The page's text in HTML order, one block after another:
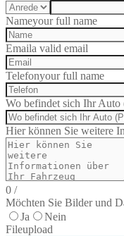
Nameyour full name
Emaila valid email
Telefonyour full name
Wo befindet sich Ihr
Hier können Sie weitere
0 /
Möchten Sie Bilder und
Ja
Nein
Fileupload